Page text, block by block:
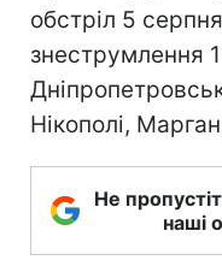
обстріл 5
знеструмлення
Нікополі,
Не
наші